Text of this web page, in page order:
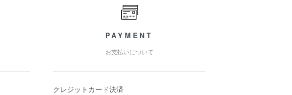
PAYMENT
お支払いについて
クレジットカード決済